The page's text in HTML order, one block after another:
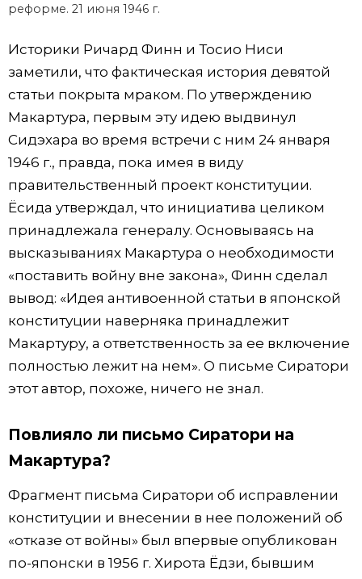
реформе. 21 июня 1946 г.
Историки Ричард Финн и Тосио Ниси
заметили, что фактическая история девятой
статьи покрыта мраком. По утверждению
Макартура, первым эту идею выдвинул
Сидэхара во время встречи с ним 24 января
1946 г., правда, пока имея в виду
правительственный проект конституции.
Ёсида утверждал, что инициатива целиком
принадлежала генералу. Основываясь на
высказываниях Макартура о необходимости
«поставить войну вне закона», Финн сделал
вывод: «Идея антивоенной статьи в японской
конституции наверняка принадлежит
Макартуру, а ответственность за ее включение
полностью лежит на нем». О письме Сиратори
этот автор, похоже, ничего не знал.
Повлияло ли письмо Сиратори на
Макартура?
Фрагмент письма Сиратори об исправлении
конституции и внесении в нее положений об
«отказе от войны» был впервые опубликован
по-японски в 1956 г. Хирота Ёдзи, бывшим